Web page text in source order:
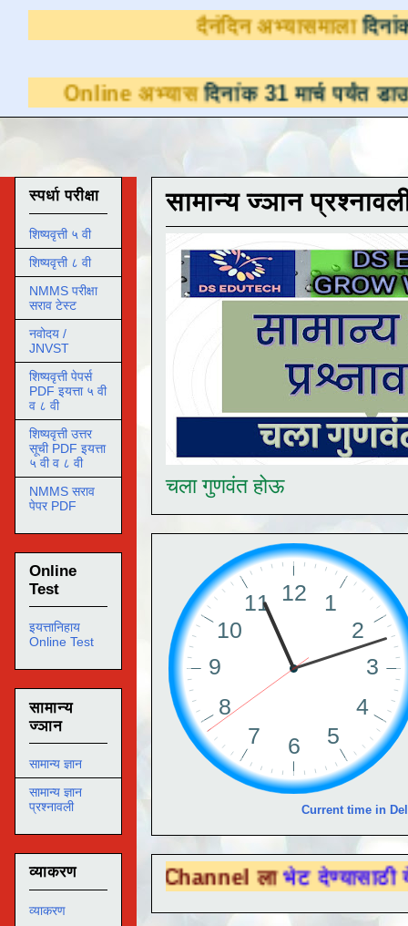
दैनंदिन
अभ्यासदिनांक 31 मार्च पर्यंत डाउनलोडसाठी
सामान्य ज्ञान
चला गुणवंत होऊ
Current time in
Channel ला भेट देण्यासाठी येथे क्लिक
स्पर्धा परीक्षा
शिष्यवृत्ती ५ वी
शिष्यवृत्ती ८ वी
NMMS परीक्षा
सराव टेस्ट
नवोदय /
JNVST
शिष्यवृत्ती पेपर्स
PDF इयत्ता ५ वी
व ८ वी
शिष्यवृत्ती उत्तर
सूची PDF इयत्ता
५ वी व ८ वी
NMMS सराव
पेपर PDF
Online
Test
इयत्तानिहाय
Online Test
सामान्य
ज्ञान
सामान्य ज्ञान
सामान्य ज्ञान
प्रश्नावली
व्याकरण
व्याकरण